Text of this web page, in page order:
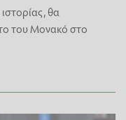
θα
του Μονακό στο